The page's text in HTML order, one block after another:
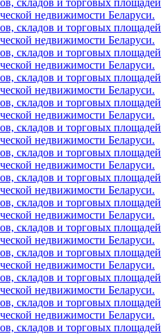
недвижимости Беларуси.
складов и торговых площадей
недвижимости Беларуси.
складов и торговых площадей
недвижимости Беларуси.
складов и торговых площадей
недвижимости Беларуси.
складов и торговых площадей
недвижимости Беларуси.
складов и торговых площадей
недвижимости Беларуси.
складов и торговых площадей
недвижимости Беларуси.
складов и торговых площадей
недвижимости Беларуси.
складов и торговых площадей
недвижимости Беларуси.
складов и торговых площадей
недвижимости Беларуси.
складов и торговых площадей
недвижимости Беларуси.
складов и торговых площадей
недвижимости Беларуси.
складов и торговых площадей
недвижимости Беларуси.
складов и торговых площадей